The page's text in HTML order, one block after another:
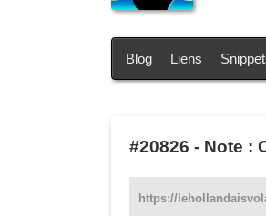
Blog Liens
#20826 - Note :
https://